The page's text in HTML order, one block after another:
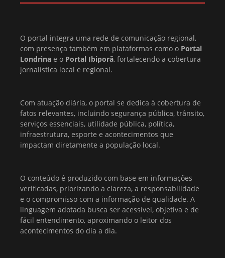
O portal integra uma rede de comunicação regional,
com presença também em plataformas como o Portal
Londrina e o Portal Ibiporã, fortalecendo a cobertura
jornalística local e regional.
Com atuação diária, o portal se dedica à cobertura de
fatos relevantes, incluindo segurança pública, trânsito,
serviços essenciais, utilidade pública, política,
infraestrutura, esporte e acontecimentos que
impactam diretamente a população local.
O conteúdo é produzido com base em informações
verificadas, priorizando a clareza, a responsabilidade
e o compromisso com a informação de qualidade. A
linguagem adotada busca ser acessível, objetiva e de
fácil entendimento, aproximando o leitor dos
acontecimentos do dia a dia.